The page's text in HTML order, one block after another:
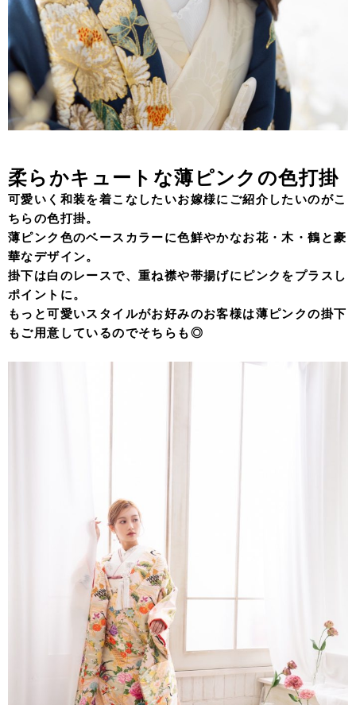
柔らかキュートな薄ピンクの色打掛
可愛いく和装を着こなしたいお嫁様にご紹介したいのがこ
ちらの色打掛。
薄ピンク色のベースカラーに色鮮やかなお花・木・鶴と豪
華なデザイン。
掛下は白のレースで、重ね襟や帯揚げにピンクをプラスし
ポイントに。
もっと可愛いスタイルがお好みのお客様は薄ピンクの掛下
もご用意しているのでそちらも◎